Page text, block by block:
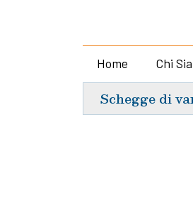
Home Chi
Schegge di